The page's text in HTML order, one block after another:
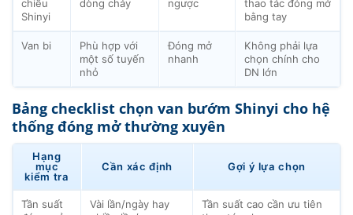
chiều
Shinyi
dòng chảy
ngược
thao tác đóng mở
bằng tay
Van bi
Phù hợp với
một số tuyến
nhỏ
Đóng mở
nhanh
Không phải lựa
chọn chính cho
DN lớn
Bảng checklist chọn van bướm Shinyi cho hệ
thống đóng mở thường xuyên
Hạng
mục
kiểm tra
Cần xác định Gợi ý lựa chọn
Tần suất
Vài lần/ngày hay
Tần suất cao cần ưu tiên